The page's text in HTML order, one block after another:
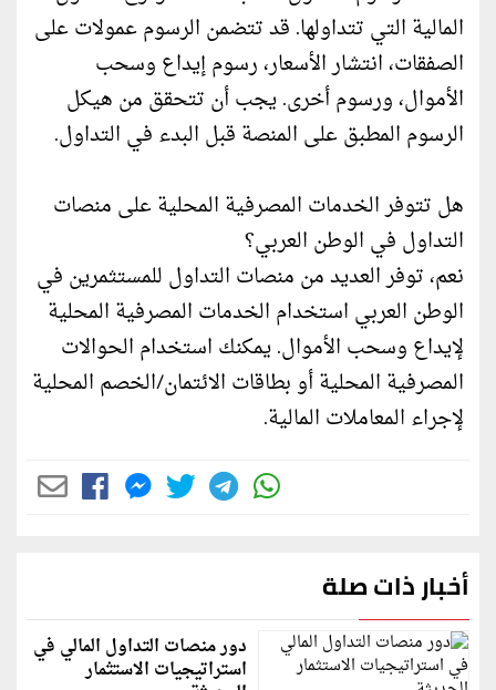
المالية التي تتداولها. قد تتضمن الرسوم عمولات على
الصفقات، انتشار الأسعار، رسوم إيداع وسحب
الأموال، ورسوم أخرى. يجب أن تتحقق من هيكل
الرسوم المطبق على المنصة قبل البدء في التداول.
هل تتوفر الخدمات المصرفية المحلية على منصات
التداول في الوطن العربي؟
نعم، توفر العديد من منصات التداول للمستثمرين في
الوطن العربي استخدام الخدمات المصرفية المحلية
لإيداع وسحب الأموال. يمكنك استخدام الحوالات
المصرفية المحلية أو بطاقات الائتمان/الخصم المحلية
لإجراء المعاملات المالية.
أخبار ذات صلة
دور منصات التداول المالي في
استراتيجيات الاستثمار